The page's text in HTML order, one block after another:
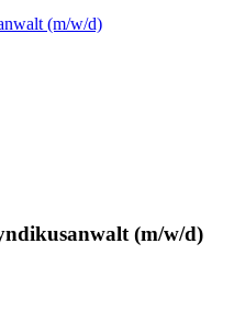
(m/w/d)
(m/w/d)